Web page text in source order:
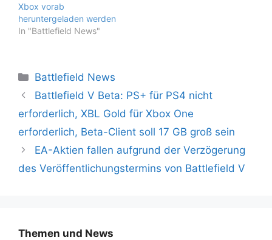
Xbox vorab
heruntergeladen werden
In "Battlefield News"
Kategorien
Battlefield News
Battlefield V Beta: PS+ für PS4 nicht
erforderlich, XBL Gold für Xbox One
erforderlich, Beta-Client soll 17 GB groß sein
EA-Aktien fallen aufgrund der Verzögerung
des Veröffentlichungstermins von Battlefield V
Themen und News